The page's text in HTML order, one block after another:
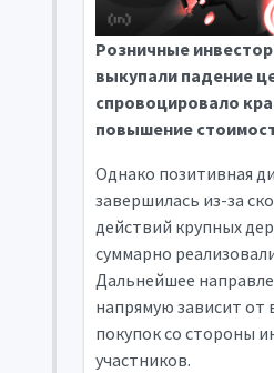
Розничные
выкупали падение
спровоцировало
повышение
Однако позитивная
завершилась из-за
действий крупных
суммарно
Дальнейшее
напрямую зависит от
покупок со стороны
участников.